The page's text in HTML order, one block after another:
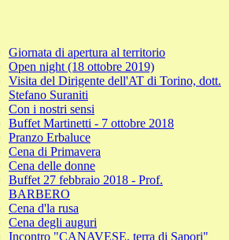
Giornata di apertura al territorio
Open night (18 ottobre 2019)
Visita del Dirigente dell'AT di Torino, dott.
Stefano Suraniti
Con i nostri sensi
Buffet Martinetti - 7 ottobre 2018
Pranzo Erbaluce
Cena di Primavera
Cena delle donne
Buffet 27 febbraio 2018 - Prof.
BARBERO
Cena d'la rusa
Cena degli auguri
Incontro "CANAVESE, terra di Sapori"